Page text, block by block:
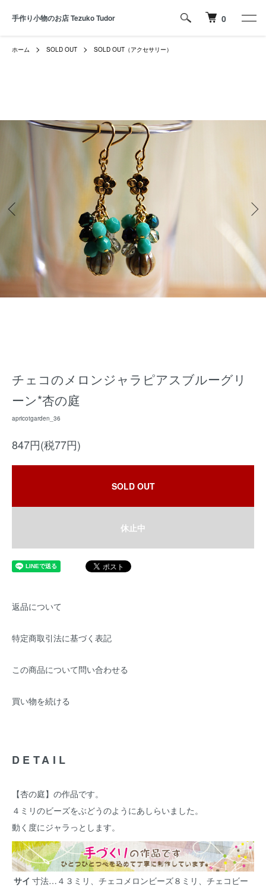
手作り小物のお店 Tezuko Tudor 0
ホーム SOLD OUT SOLD OUT（アクセサリー）
チェコのメロンジャラピアスブルーグリ
ーン*杏の庭
apricotgarden_36
847円(税77円)
SOLD OUT
休止中
返品について
特定商取引法に基づく表記
この商品について問い合わせる
買い物を続ける
DETAIL
【杏の庭】の作品です。
４ミリのビーズをぶどうのようにあしらいました。
動く度にジャラっとします。
サイ 寸法…４３ミリ、チェコメロンビーズ８ミリ、チェコビー